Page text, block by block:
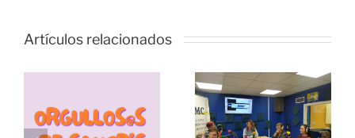
Artículos relacionados
estrategias
resiliencia
pandemia,
Échale